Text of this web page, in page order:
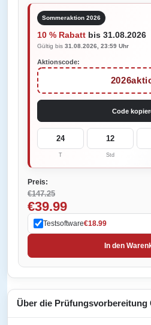
Sommeraktion 2026
10 % Rabatt bis 31.08.2026
Gültig bis 31.08.2026, 23:59 Uhr
Aktionscode:
Code
24
T
12
Std
Preis:
€147.25
€39.99
Testsoftware€18.99
In den
Über die Prüfungsvorbereitung